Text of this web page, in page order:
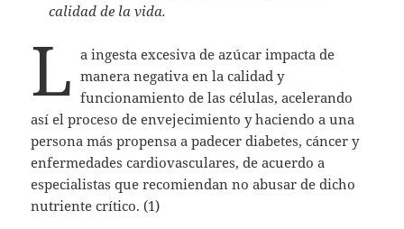
calidad de la vida.
L a ingesta excesiva de azúcar impacta de
manera negativa en la calidad y
funcionamiento de las células, acelerando
así el proceso de envejecimiento y haciendo a una
persona más propensa a padecer diabetes, cáncer y
enfermedades cardiovasculares, de acuerdo a
especialistas que recomiendan no abusar de dicho
nutriente crítico. (1)